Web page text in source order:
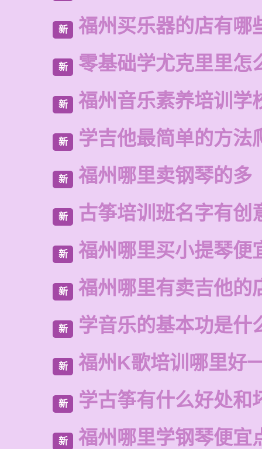
新 福州买乐器的店有哪
新 零基础学尤克里里怎
新 福州音乐素养培训学
新 学吉他最简单的方法
新 福州哪里卖钢琴的多
新 古筝培训班名字有创
新 福州哪里买小提琴便
新 福州哪里有卖吉他的
新 学音乐的基本功是什
新 福州K歌培训哪里好
新 学古筝有什么好处和
新 福州哪里学钢琴便宜